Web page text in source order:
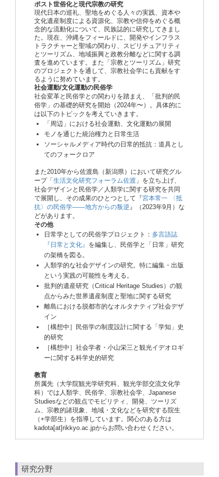
ポスト世俗化と現代宗教の研究
現代日本の巡礼、聖地をめぐる人々の実践、資本や
文化遺産制度による資源化、宗教や信仰をめぐる概
念的な流動化について、民族誌的に研究してきまし
た。現在、沖縄をフィールドに、開発やインフラス
トラクチャーと聖域の関わり、スピリチュアリティ
とツーリズム、地域振興と政教分離などに関する調
査を進めています。また「宗教とツーリズム」研究
のプロジェクトを通して、宗教社会学にも貢献をす
るように努めています。
社会運動/文化運動の民俗学
社会変革と民俗学との関わりを踏まえ、「批判的民
俗学」の基礎的研究を開始（2024年〜）。具体的に
は以下のトピックを考えていきます。
「周辺」における社会運動、文化運動の展開
モノを通じた統治権力と日常生活
ソーシャルメディア時代の日常的抵抗：道具とし
てのフォークロア
また2010年から佐渡島（新潟県）において研究グル
ープ「 生活文化研究フォーラム佐渡 」を立ち上げ、
社会デザインと民俗学／人類学に関する研究を共同
で展開し、その成果のひとつとして『宮本常一 〈抵
抗〉の民俗学——地方からの叛逆』（2023年9月）な
どがあります。
その他
日常学としての民俗学プロジェクト： 多言語誌
『日常と文化』 を編集し、民俗学と「日常」研究
の架橋を図る。
人類学的な社会デザインの研究。特に編集・出版
という実践の可能性を考える。
批判的遺産研究（Critical Heritage Studies）の観
点からみた世界遺産制度と聖地に関する研究
離島における脱都市的なオルタナティブ社会デザ
イン
［構想中］民俗学の制度設計に関する「学知」史
的研究
［構想中］社会学者・小山栄三と観光イデオロギ
ーに関する科学史的研究
教育
所属先（大学院観光学研究科、観光学部交流文化学
科）では人類学、民俗学、宗教社会学、Japanese
Studiesなどの観点でモビリティ、開発、ツーリズ
ム、宗教的諸現象、地域・文化などを研究する院生
（+学部生）を指導しています。関心のある方は
kadota[at]rikkyo.ac.jpからお問い合わせください。
研究分野